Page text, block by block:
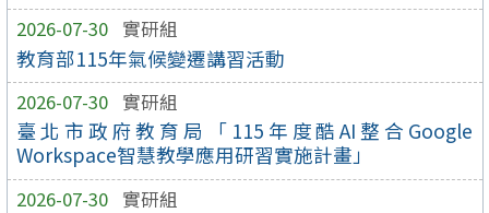
2026-07-30 實研組
教育部115年氣候變遷講習活動
2026-07-30 實研組
臺北市政府教育局「115年度酷AI整合Google
Workspace智慧教學應用研習實施計畫」
2026-07-30 實研組